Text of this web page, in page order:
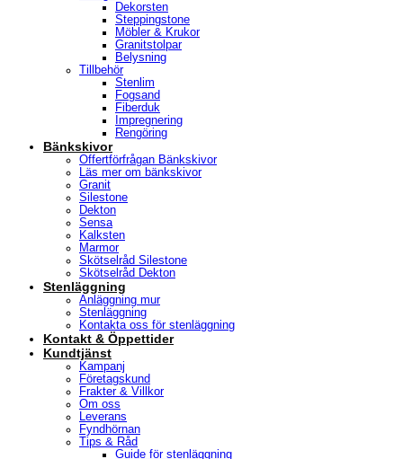
Dekorsten
Steppingstone
Möbler & Krukor
Granitstolpar
Belysning
Tillbehör
Stenlim
Fogsand
Fiberduk
Impregnering
Rengöring
Bänkskivor
Offertförfrågan Bänkskivor
Läs mer om bänkskivor
Granit
Silestone
Dekton
Sensa
Kalksten
Marmor
Skötselråd Silestone
Skötselråd Dekton
Stenläggning
Anläggning mur
Stenläggning
Kontakta oss för stenläggning
Kontakt & Öppettider
Kundtjänst
Kampanj
Företagskund
Frakter & Villkor
Om oss
Leverans
Fyndhörnan
Tips & Råd
Guide för stenläggning